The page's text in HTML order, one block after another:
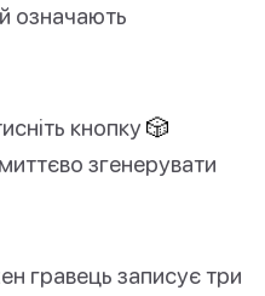
означають
кнопку 🎲
згенерувати
гравець записує три